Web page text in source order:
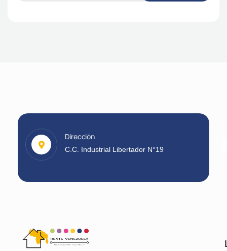
Dirección
C.C. Industrial Libertador N°19